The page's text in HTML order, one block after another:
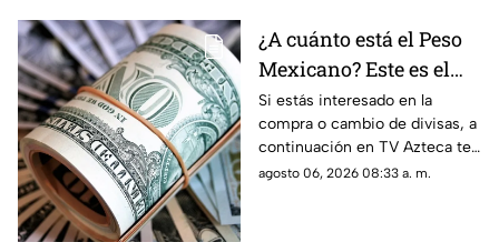
¿A cuánto está el Peso
Mexicano? Este es el
precio del dólar hoy
jueves 6 de agosto en
Zacatecas
Si estás interesado en la
compra o cambio de divisas, a
continuación en TV Azteca te
informamos cuál es el precio
agosto 06, 2026 08:33 a. m.